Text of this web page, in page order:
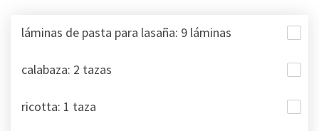
láminas de pasta para lasaña: 9 láminas
calabaza: 2 tazas
ricotta: 1 taza